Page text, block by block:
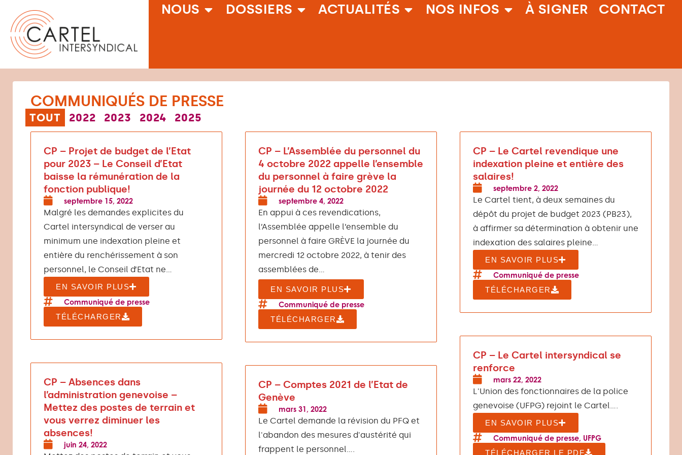
NOUS DOSSIERS ACTUALITÉS NOS INFOS À SIGNER CONTACT
COMMUNIQUÉS DE PRESSE
2022 2023 2024 2025
TOUT
CP – Projet de budget de l’Etat
pour 2023 – Le Conseil d’Etat
baisse la rémunération de la
fonction publique!
septembre 15, 2022
Malgré les demandes explicites du
Cartel intersyndical de verser au
minimum une indexation pleine et
entière du renchérissement à son
personnel, le Conseil d’Etat ne...
EN SAVOIR PLUS
Communiqué de presse
TÉLÉCHARGER
CP – L’Assemblée du personnel du
4 octobre 2022 appelle l’ensemble
du personnel à faire grève la
journée du 12 octobre 2022
septembre 4, 2022
En appui à ces revendications,
l’Assemblée appelle l’ensemble du
personnel à faire GRÈVE la journée du
mercredi 12 octobre 2022, à tenir des
assemblées de...
EN SAVOIR PLUS
Communiqué de presse
TÉLÉCHARGER
CP – Le Cartel revendique une
indexation pleine et entière des
salaires!
septembre 2, 2022
Le Cartel tient, à deux semaines du
dépôt du projet de budget 2023 (PB23),
à affirmer sa détermination à obtenir une
indexation des salaires pleine...
EN SAVOIR PLUS
Communiqué de presse
TÉLÉCHARGER
CP – Absences dans
l’administration genevoise –
Mettez des postes de terrain et
vous verrez diminuer les
absences!
juin 24, 2022
CP – Comptes 2021 de l’Etat de
Genève
mars 31, 2022
Le Cartel demande la révision du PFQ et
l'abandon des mesures d'austérité qui
frappent le personnel....
CP – Le Cartel intersyndical se
renforce
mars 22, 2022
L'Union des fonctionnaires de la police
genevoise (UFPG) rejoint le Cartel....
EN SAVOIR PLUS
Communiqué de presse, UFPG
TÉLÉCHARGER LE PDF